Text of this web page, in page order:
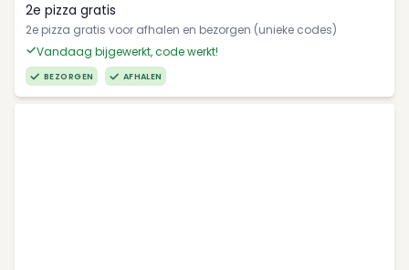
2e pizza gratis
2e pizza gratis voor afhalen en bezorgen (unieke codes)
Vandaag bijgewerkt, code werkt!
BEZORGEN AFHALEN